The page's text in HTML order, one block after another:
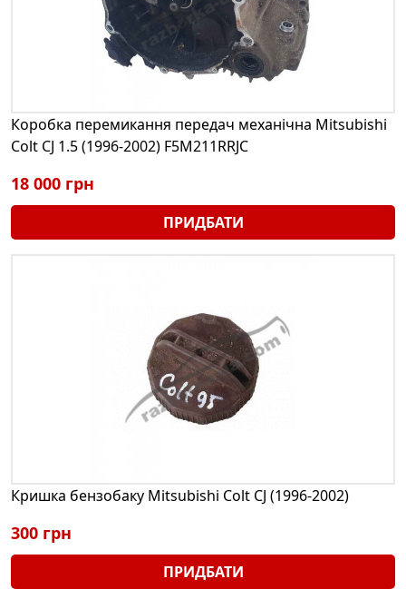
Коробка перемикання передач механічна Mitsubishi
Colt CJ 1.5 (1996-2002) F5M211RRJC
18 000 грн
ПРИДБАТИ
Кришка бензобаку Mitsubishi Colt CJ (1996-2002)
300 грн
ПРИДБАТИ